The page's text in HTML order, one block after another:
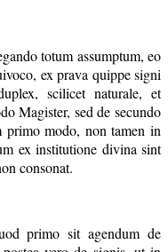
totum assumptum, eo
ex prava quippe signi
scilicet naturale, et
Magister, sed de secundo
primo modo, non tamen in
ex institutione divina sint
consonat.
primo sit agendum de